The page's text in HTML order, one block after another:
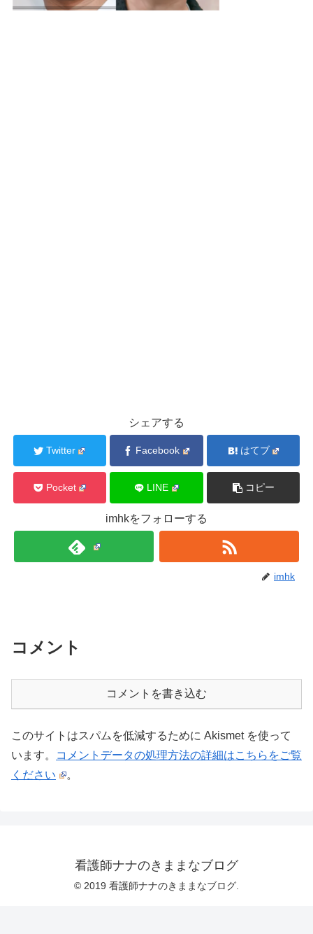
シェアする
Twitter Facebook はてブ
Pocket LINE コピー
imhkをフォローする
imhk
コメント
コメントを書き込む
このサイトはスパムを低減するために Akismet を使って
います。
コメントデータの処理方法の詳細はこちらをご覧
ください
。
看護師ナナのきままなブログ
© 2019 看護師ナナのきままなブログ.